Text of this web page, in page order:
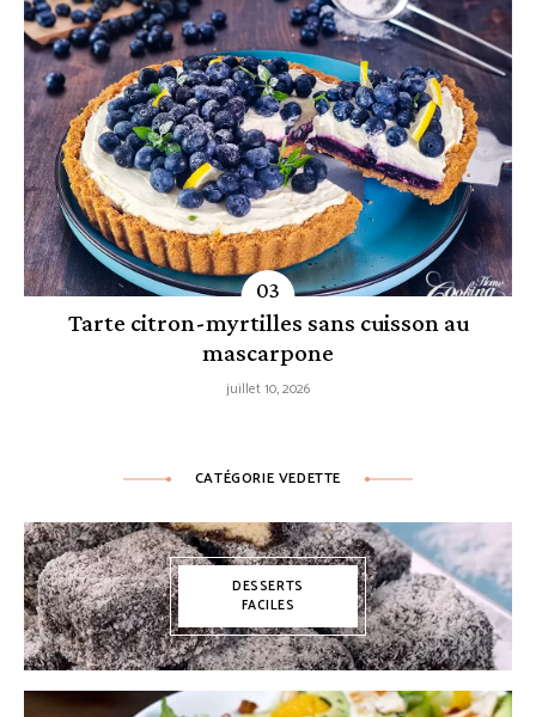
Tarte citron-myrtilles sans cuisson au
mascarpone
juillet 10, 2026
CATÉGORIE VEDETTE
DESSERTS
FACILES